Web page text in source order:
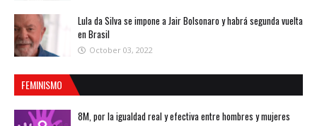
Lula da Silva se impone a Jair Bolsonaro y habrá segunda vuelta
en Brasil
October 03, 2022
FEMINISMO
8M, por la igualdad real y efectiva entre hombres y mujeres